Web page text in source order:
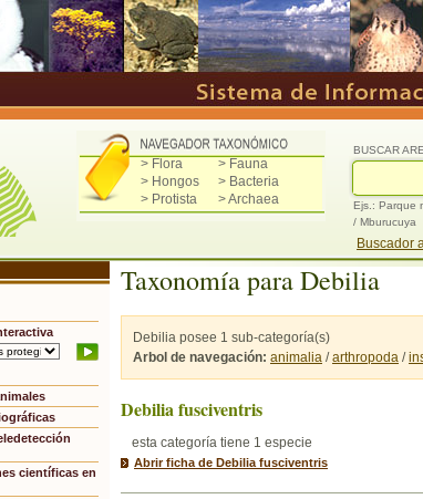
> Flora
> Fauna
> Hongos
> Bacteria
> Protista
> Archaea
BUSCAR
Ejs.: Parque
/ Mburucuya
Buscador
científicas en
Taxonomía para Debilia
Debilia posee 1 sub-categoría(s)
Arbol de navegación: animalia /arthropoda /
Debilia fusciventris
esta categoría tiene 1 especie
Abrir ficha de Debilia fusciventris